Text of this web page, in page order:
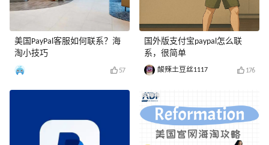
美国PayPal客服如何联系？海
淘小技巧
57
国外版支付宝paypal怎么联
系，很简单
酸辣土豆丝1117 176